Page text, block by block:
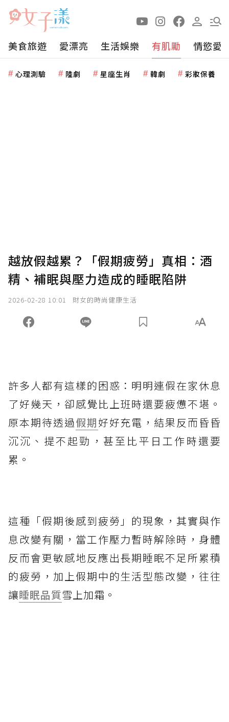
美食旅遊 愛漂亮 生活娛樂 有肌勵 情慾愛
心理測驗 陸劇 星座生肖 韓劇 彩妝保養
越放假越累？「假期疲勞」真相：酒
精、補眠與壓力造成的睡眠陷阱
2026-02-28 10:01 財女的時尚健康生活
許多人都有這樣的困惑：明明連假在家休息
了好幾天，卻感覺比上班時還要疲憊不堪。
原本期待透過假期好好充電，結果反而昏昏
沉沉、提不起勁，甚至比平日工作時還要
累。
這種「假期後感到疲勞」的現象，其實與作
息改變有關，當工作壓力暫時解除時，身體
反而會更敏感地反應出長期睡眠不足所累積
的疲勞，加上假期中的生活型態改變，往往
讓睡眠品質雪上加霜。